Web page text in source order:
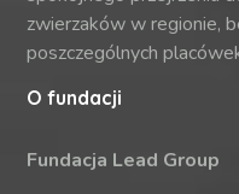
zwierzaków w regionie,
poszczególnych
O fundacji
Fundacja Lead Group